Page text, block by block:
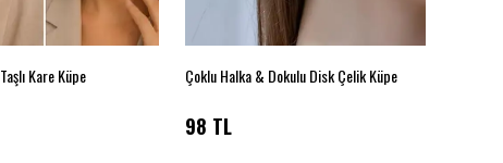
Kare Küpe Çoklu Halka & Dokulu Disk Çelik Küpe
98 TL